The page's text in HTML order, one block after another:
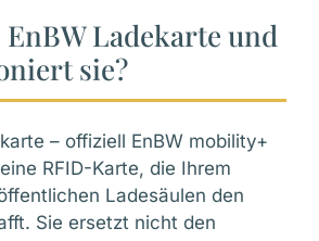
Ladekarte und
sie?
– offiziell EnBW mobility+
RFID-Karte, die Ihrem
Ladesäulen den
Sie ersetzt nicht den